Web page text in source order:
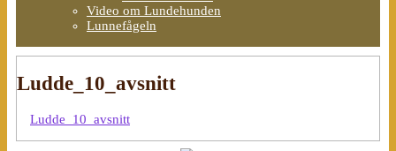
Video om Lundehunden
Lunnefågeln
Ludde_10_avsnitt
Ludde_10_avsnitt